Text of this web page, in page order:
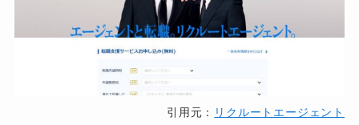
引用元： リクルートエージェント